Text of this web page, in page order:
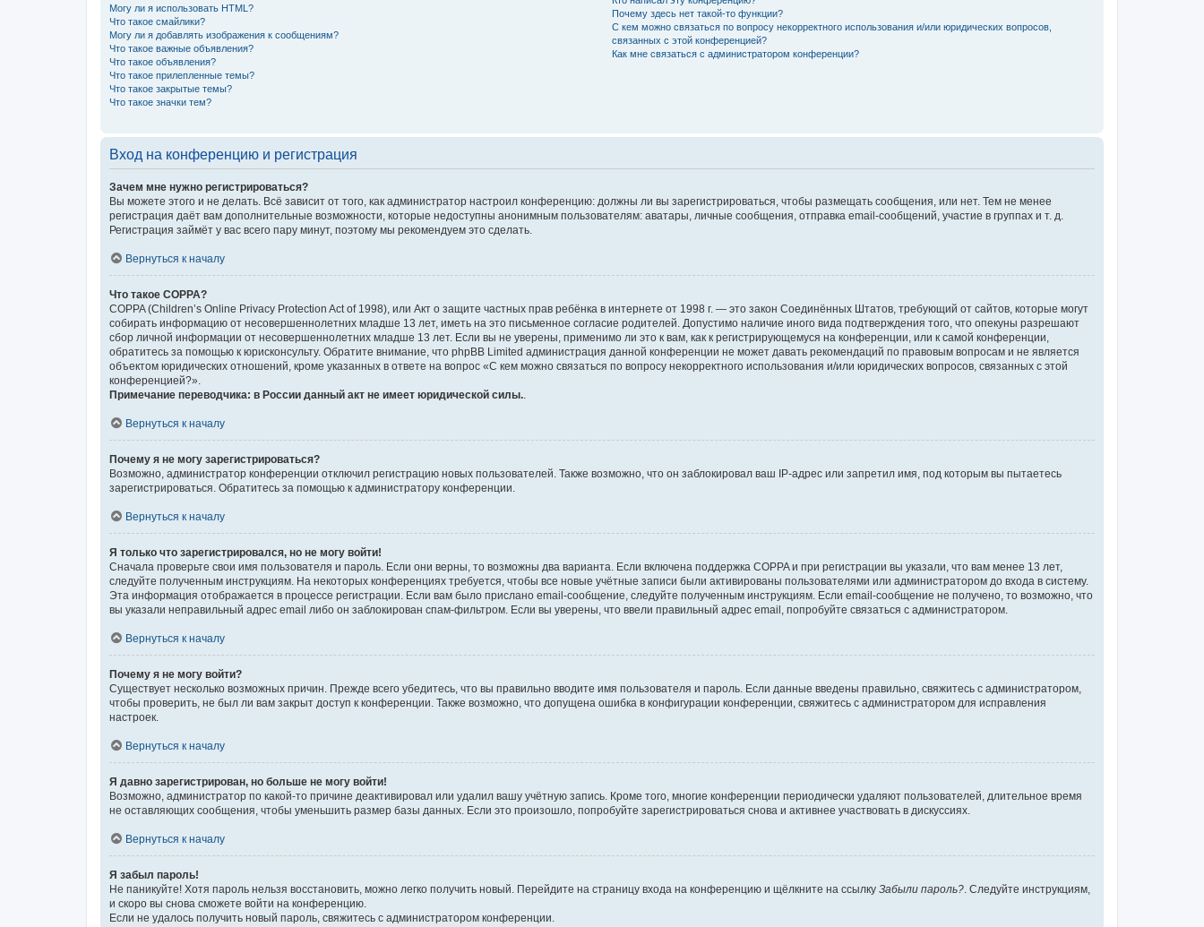
Могу ли я использовать HTML?
Что такое смайлики?
Могу ли я добавлять изображения к сообщениям?
Что такое важные объявления?
Что такое объявления?
Что такое прилепленные темы?
Что такое закрытые темы?
Что такое значки тем?
Почему здесь нет такой-то функции?
С кем можно связаться по вопросу некорректного использования и/или юридических вопросов,
связанных с этой конференцией?
Как мне связаться с администратором конференции?
Вход на конференцию и регистрация
Зачем мне нужно регистрироваться?
Вы можете этого и не делать. Всё зависит от того, как администратор настроил конференцию: должны ли вы зарегистрироваться, чтобы размещать сообщения, или нет. Тем не менее
регистрация даёт вам дополнительные возможности, которые недоступны анонимным пользователям: аватары, личные сообщения, отправка email-сообщений, участие в группах и т. д.
Регистрация займёт у вас всего пару минут, поэтому мы рекомендуем это сделать.
Вернуться к началу
Что такое COPPA?
COPPA (Children’s Online Privacy Protection Act of 1998), или Акт о защите частных прав ребёнка в интернете от 1998 г. — это закон Соединённых Штатов, требующий от сайтов, которые могут
собирать информацию от несовершеннолетних младше 13 лет, иметь на это письменное согласие родителей. Допустимо наличие иного вида подтверждения того, что опекуны разрешают
сбор личной информации от несовершеннолетних младше 13 лет. Если вы не уверены, применимо ли это к вам, как к регистрирующемуся на конференции, или к самой конференции,
обратитесь за помощью к юрисконсульту. Обратите внимание, что phpBB Limited администрация данной конференции не может давать рекомендаций по правовым вопросам и не является
объектом юридических отношений, кроме указанных в ответе на вопрос «С кем можно связаться по вопросу некорректного использования и/или юридических вопросов, связанных с этой
конференцией?».
Примечание переводчика: в России данный акт не имеет юридической силы..
Вернуться к началу
Почему я не могу зарегистрироваться?
Возможно, администратор конференции отключил регистрацию новых пользователей. Также возможно, что он заблокировал ваш IP-адрес или запретил имя, под которым вы пытаетесь
зарегистрироваться. Обратитесь за помощью к администратору конференции.
Вернуться к началу
Я только что зарегистрировался, но не могу войти!
Сначала проверьте свои имя пользователя и пароль. Если они верны, то возможны два варианта. Если включена поддержка COPPA и при регистрации вы указали, что вам менее 13 лет,
следуйте полученным инструкциям. На некоторых конференциях требуется, чтобы все новые учётные записи были активированы пользователями или администратором до входа в систему.
Эта информация отображается в процессе регистрации. Если вам было прислано email-сообщение, следуйте полученным инструкциям. Если email-сообщение не получено, то возможно, что
вы указали неправильный адрес email либо он заблокирован спам-фильтром. Если вы уверены, что ввели правильный адрес email, попробуйте связаться с администратором.
Вернуться к началу
Почему я не могу войти?
Существует несколько возможных причин. Прежде всего убедитесь, что вы правильно вводите имя пользователя и пароль. Если данные введены правильно, свяжитесь с администратором,
чтобы проверить, не был ли вам закрыт доступ к конференции. Также возможно, что допущена ошибка в конфигурации конференции, свяжитесь с администратором для исправления
настроек.
Вернуться к началу
Я давно зарегистрирован, но больше не могу войти!
Возможно, администратор по какой-то причине деактивировал или удалил вашу учётную запись. Кроме того, многие конференции периодически удаляют пользователей, длительное время
не оставляющих сообщения, чтобы уменьшить размер базы данных. Если это произошло, попробуйте зарегистрироваться снова и активнее участвовать в дискуссиях.
Вернуться к началу
Я забыл пароль!
Не паникуйте! Хотя пароль нельзя восстановить, можно легко получить новый. Перейдите на страницу входа на конференцию и щёлкните на ссылку Забыли пароль?. Следуйте инструкциям,
и скоро вы снова сможете войти на конференцию.
Если не удалось получить новый пароль, свяжитесь с администратором конференции.